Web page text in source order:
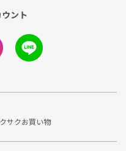
ント
サクお買い物